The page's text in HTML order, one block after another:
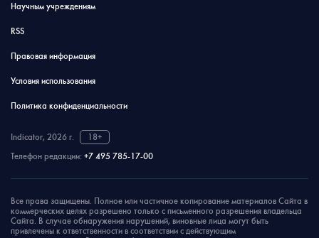
Научным учреждениям
RSS
Правовая информация
Условия использования
Политика конфиденциальности
Indicator, 2026 г.
18+
Телефон редакции: +7 495 785-17-00
Все права защищены. Полное или частичное копирование материалов Сайта в
коммерческих целях разрешено только с письменного разрешения владельца
Сайта. В случае обнаружения нарушений, виновные лица могут быть
привлечены к ответственности в соответствии с действующим